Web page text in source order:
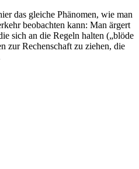
das gleiche Phänomen, wie man
beobachten kann: Man ärgert
sich an die Regeln halten („blöde
zur Rechenschaft zu ziehen, die